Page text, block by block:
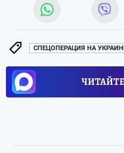
СПЕЦОПЕРАЦИЯ НА